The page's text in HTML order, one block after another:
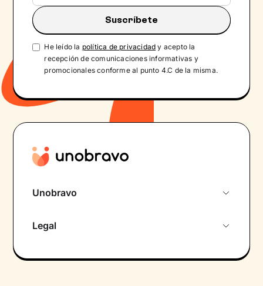
He leído la política de privacidad y acepto la
recepción de comunicaciones informativas y
promocionales conforme al punto 4.C de la misma.
Unobravo
Psicólogo por chat
Legal